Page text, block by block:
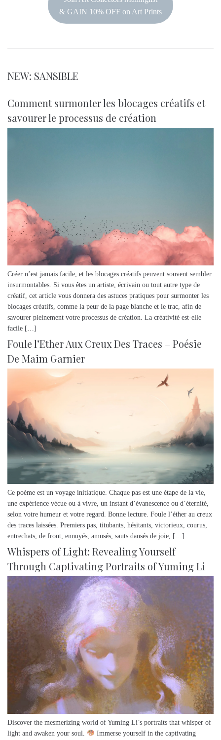
& GAIN 10% OFF on Art Prints
NEW: SANSIBLE
Comment surmonter les blocages créatifs et
savourer le processus de création
Créer n’est jamais facile, et les blocages créatifs peuvent souvent sembler
insurmontables. Si vous êtes un artiste, écrivain ou tout autre type de
créatif, cet article vous donnera des astuces pratiques pour surmonter les
blocages créatifs, comme la peur de la page blanche et le trac, afin de
savourer pleinement votre processus de création. La créativité est-elle
facile […]
Foule l’Ether Aux Creux Des Traces – Poésie
De Maim Garnier
Ce poème est un voyage initiatique. Chaque pas est une étape de la vie,
une expérience vécue ou à vivre, un instant d’évanescence ou d’éternité,
selon votre humeur et votre regard. Bonne lecture. Foule l’éther au creux
des traces laissées. Premiers pas, titubants, hésitants, victorieux, courus,
entrechats, de front, ennuyés, amusés, sauts dansés de joie, […]
Whispers of Light: Revealing Yourself
Through Captivating Portraits of Yuming Li
Discover the mesmerizing world of Yuming Li’s portraits that whisper of
light and awaken your soul.
Immerse yourself in the captivating